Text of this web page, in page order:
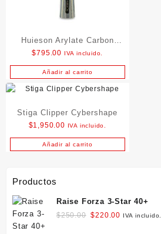
Huieson Arylate Carbon
Penhold
$795.00 IVA incluido.
Añadir al carrito
Stiga Clipper Cybershape
$1,950.00 IVA incluido.
Añadir al carrito
Productos
Raise Forza 3-Star 40+
$250.00 Original
$220.00 Current
IVA incluido.